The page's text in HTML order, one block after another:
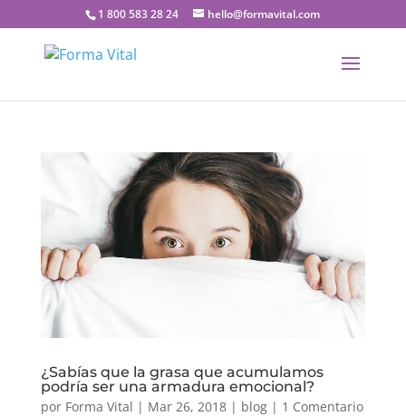
1 800 583 28 24 hello@formavital.com
¿Sabías que la grasa que acumulamos
podría ser una armadura emocional?
por Forma Vital | Mar 26, 2018| blog| 1 Comentario